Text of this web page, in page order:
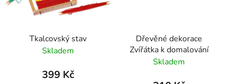
Tkalcovský stav
Skladem
399 Kč
Dřevěné dekorace
Zvířátka k domalování
Skladem